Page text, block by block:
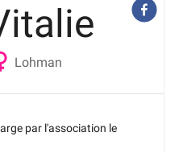
Lohman
par l'association le